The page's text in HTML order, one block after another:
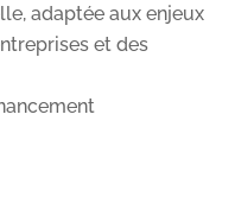
adaptée aux enjeux
et des